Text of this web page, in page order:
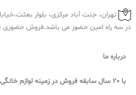
تهران، جنت آباد مرکزی، بلوار
در سه راه امین حضور می باشد.فروش حضوری
درباره ما
با 20 سال سابقه فروش در زمینه لوازم خانگی در خدمتتون هستیم